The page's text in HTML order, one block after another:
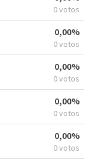
0 votos
0,00%
0 votos
0,00%
0 votos
0,00%
0 votos
0,00%
0 votos